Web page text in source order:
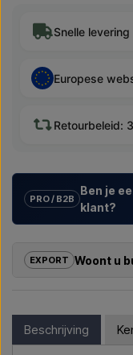
Snelle levering
Europese
Retourbeleid:
PRO / B2B
Ben je
klant?
projectontwikkelaars
buitendouches – van
levering, neem dan
EXPORT Woont u
direct in de webshop
contact met ons
Beschrijving